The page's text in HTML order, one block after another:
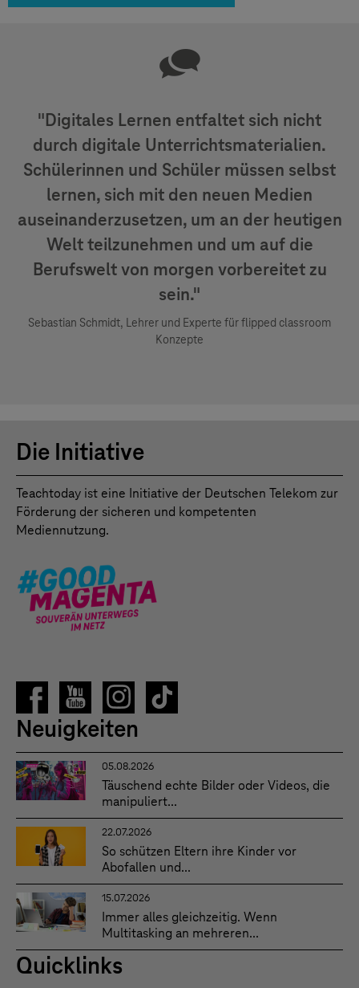
"Digitales Lernen entfaltet sich nicht
durch digitale Unterrichtsmaterialien.
Schülerinnen und Schüler müssen selbst
lernen, sich mit den neuen Medien
auseinanderzusetzen, um an der heutigen
Welt teilzunehmen und um auf die
Berufswelt von morgen vorbereitet zu
sein."
Sebastian Schmidt, Lehrer und Experte für flipped classroom
Konzepte
Die Initiative
Teachtoday ist eine Initiative der Deutschen Telekom zur
Förderung der sicheren und kompetenten
Mediennutzung.
Neuigkeiten
05.08.2026
Täuschend echte Bilder oder Videos, die
manipuliert...
22.07.2026
So schützen Eltern ihre Kinder vor
Abofallen und...
15.07.2026
Immer alles gleichzeitig. Wenn
Multitasking an mehreren...
Quicklinks